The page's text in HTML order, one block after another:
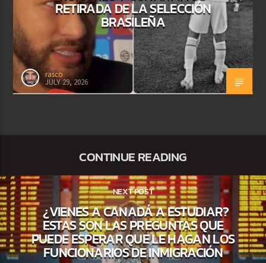
RETIRADA DE LA SELECCIÓN
BRASILEÑA
rasco
JULY 29, 2026
CONTINUE READING
NEXT POST
¿VIENES A CANADÁ A ESTUDIAR?
ESTAS SON LAS PREGUNTAS QUE
PUEDE ESPERAR QUE LE HAGAN LOS
FUNCIONARIOS DE INMIGRACIÓN